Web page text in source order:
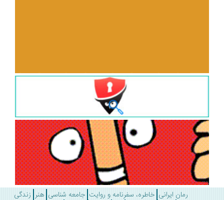
رمان ایرانی خاطره، سفرنامه و روایت جامعه شناسی هنر زندگی